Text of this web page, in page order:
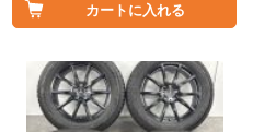
カートに入れる